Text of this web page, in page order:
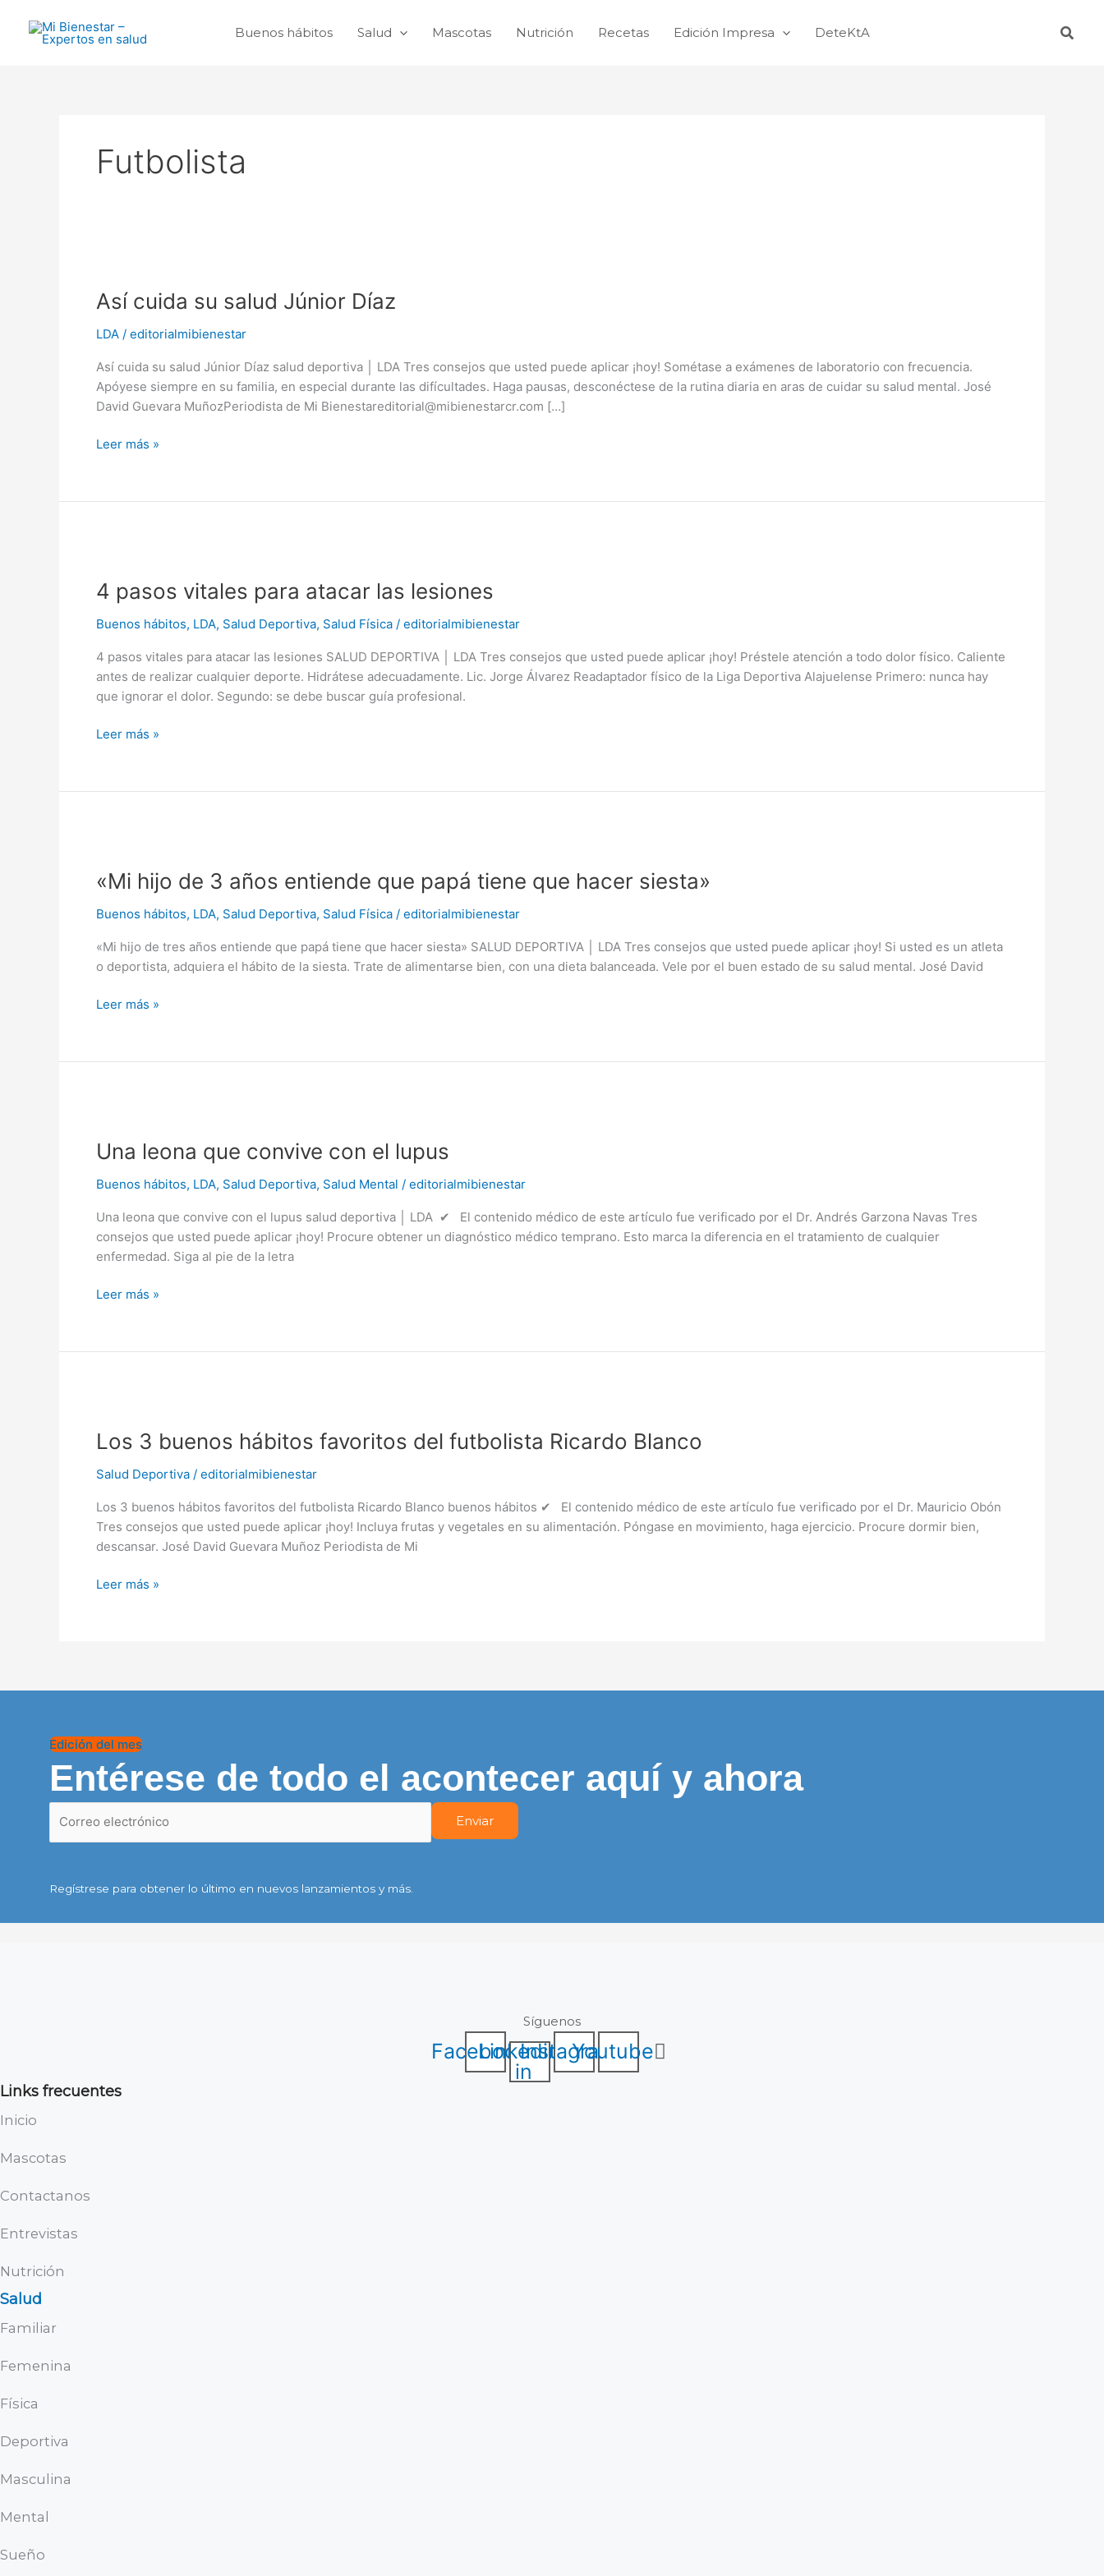
contenido
Buenos hábitos Salud Mascotas Nutrición Recetas Edición Impresa DeteKtA
Futbolista
Así cuida su salud Júnior Díaz
LDA / editorialmibienestar
Así cuida su salud Júnior Díaz salud deportiva │ LDA Tres consejos que usted puede aplicar ¡hoy! Sométase a exámenes de laboratorio con frecuencia.
Apóyese siempre en su familia, en especial durante las difícultades. Haga pausas, desconéctese de la rutina diaria en aras de cuidar su salud mental. José
David Guevara MuñozPeriodista de Mi Bienestareditorial@mibienestarcr.com […]
su
Júnior
Leer más »
4 pasos vitales para atacar las lesiones
Buenos hábitos, LDA, Salud Deportiva, Salud Física / editorialmibienestar
4 pasos vitales para atacar las lesiones SALUD DEPORTIVA │ LDA Tres consejos que usted puede aplicar ¡hoy! Préstele atención a todo dolor físico. Caliente
antes de realizar cualquier deporte. Hidrátese adecuadamente. Lic. Jorge Álvarez Readaptador físico de la Liga Deportiva Alajuelense Primero: nunca hay
que ignorar el dolor. Segundo: se debe buscar guía profesional.
vitales
para
atacar
lesiones
Leer más »
«Mi hijo de 3 años entiende que papá tiene que hacer siesta»
Buenos hábitos, LDA, Salud Deportiva, Salud Física / editorialmibienestar
«Mi hijo de tres años entiende que papá tiene que hacer siesta» SALUD DEPORTIVA │ LDA Tres consejos que usted puede aplicar ¡hoy! Si usted es un atleta
o deportista, adquiera el hábito de la siesta. Trate de alimentarse bien, con una dieta balanceada. Vele por el buen estado de su salud mental. José David
de
años
que
papá
que
Leer más »
Una leona que convive con el lupus
Buenos hábitos, LDA, Salud Deportiva, Salud Mental / editorialmibienestar
Una leona que convive con el lupus salud deportiva │ LDA ✔ El contenido médico de este artículo fue verificado por el Dr. Andrés Garzona Navas Tres
consejos que usted puede aplicar ¡hoy! Procure obtener un diagnóstico médico temprano. Esto marca la diferencia en el tratamiento de cualquier
enfermedad. Siga al pie de la letra
que
con
lupus
Leer más »
Los 3 buenos hábitos favoritos del futbolista Ricardo Blanco
Salud Deportiva / editorialmibienestar
Los 3 buenos hábitos favoritos del futbolista Ricardo Blanco buenos hábitos ✔ El contenido médico de este artículo fue verificado por el Dr. Mauricio Obón
Tres consejos que usted puede aplicar ¡hoy! Incluya frutas y vegetales en su alimentación. Póngase en movimiento, haga ejercicio. Procure dormir bien,
descansar. José David Guevara Muñoz Periodista de Mi
buenos
favoritos
futbolista
Ricardo
Blanco
Leer más »
Edición del mes
Entérese de todo el acontecer aquí y ahora
Regístrese para obtener lo último en nuevos lanzamientos y más.
Síguenos
Facebook
Linkedin-
in
Instagram
Youtube
Links frecuentes
Inicio
Mascotas
Contactanos
Entrevistas
Nutrición
Salud
Familiar
Femenina
Física
Deportiva
Masculina
Mental
Sueño